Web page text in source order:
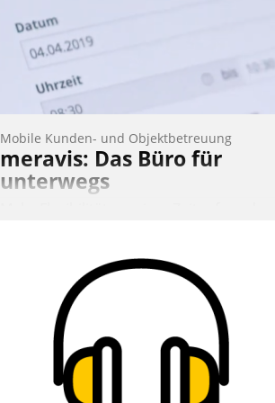
Mobile Kunden- und Objektbetreuung
meravis: Das Büro für
unterwegs
Mitarbeiter von Datatrain. Die meravis
Wohnungsbau- und Immobilien GmbH
hat sich dabei für den Betrieb der Lösung
über die SAP Cloud Platform entschieden
- als erstes Unternehmen am
Wohnungsmarkt.